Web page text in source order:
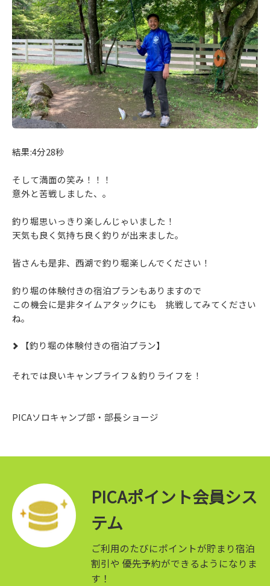
結果:4分28秒
そして満面の笑み！！！
意外と苦戦しました、。
釣り堀思いっきり楽しんじゃいました！
天気も良く気持ち良く釣りが出来ました。
皆さんも是非、西湖で釣り堀楽しんでください！
釣り堀の体験付きの宿泊プランもありますので
この機会に是非タイムアタックにも 挑戦してみてください
ね。
【釣り堀の体験付きの宿泊プラン】
それでは良いキャンプライフ＆釣りライフを！
PICAソロキャンプ部・部長ショージ
PICAポイント会員シス
テム
ご利用のたびにポイントが貯まり宿泊
割引や 優先予約ができるようになりま
す！